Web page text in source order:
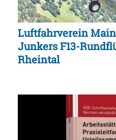
Luftfahrverein
Junkers F13-
Rheintal